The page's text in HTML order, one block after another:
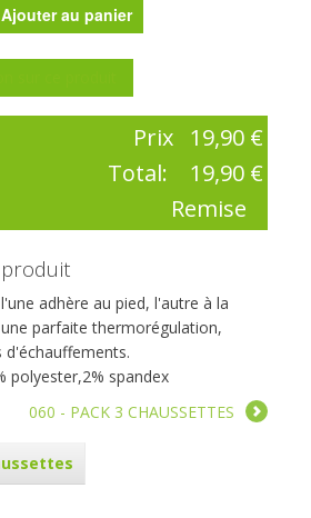
Prix 19,90 €
Total:
19,90 €
Remise
adhère au pied, l'autre à la
parfaite thermorégulation,
d'échauffements.
polyester,2% spandex
060 - PACK 3 CHAUSSETTES